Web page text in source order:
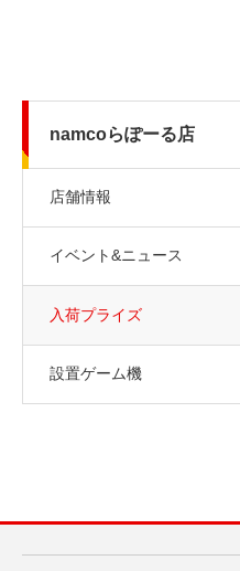
namcoらぽーる店
店舗情報
イベント&ニュース
入荷プライズ
設置ゲーム機